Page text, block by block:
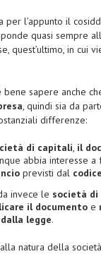
per l’appunto il
quasi sempre
quest’ultimo, in cui
bene sapere anche
, quindi sia da
differenze:
di capitali, il
abbia interesse
previsti dal
invece le società di
il documento e
legge.
natura della